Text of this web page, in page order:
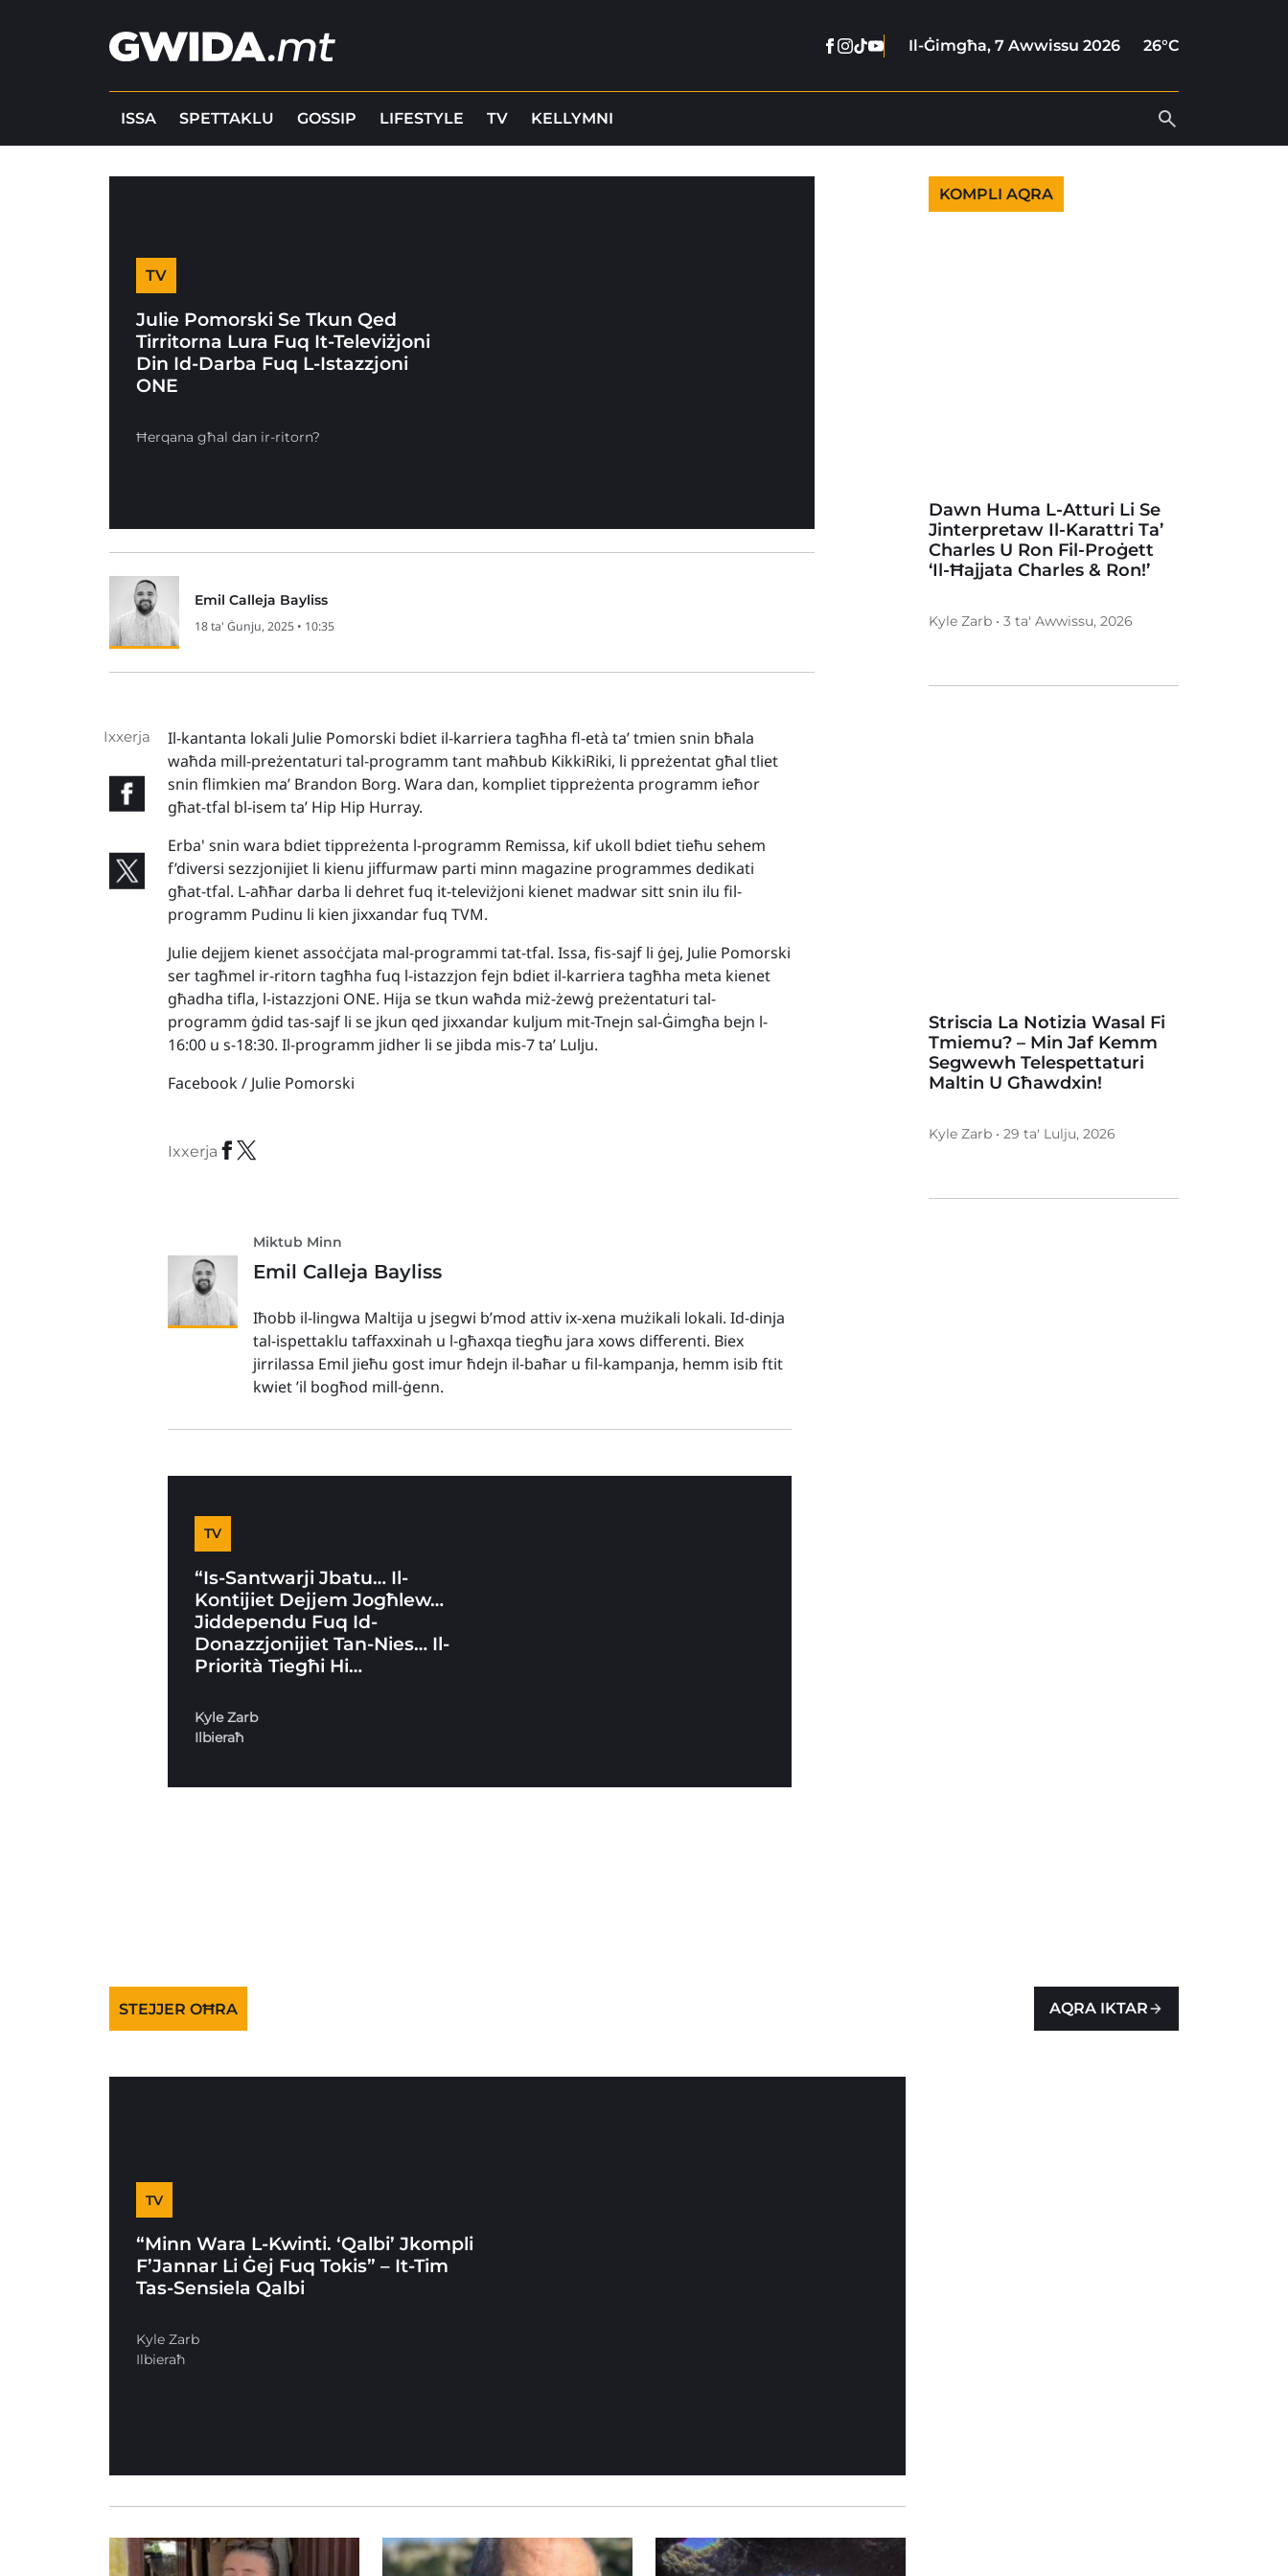
Facebook
Instagram
Tiktok
YoutubeIl-Ġimgħa, 7 Awwissu 2026 26°C
ISSA SPETTAKLU GOSSIP LIFESTYLE TV KELLYMNI
TV
Julie Pomorski Se Tkun Qed
Tirritorna Lura Fuq It-Televiżjoni
Din Id-Darba Fuq L-Istazzjoni
ONE
Ħerqana għal dan ir-ritorn?
Emil Calleja Bayliss
18 ta' Ġunju, 2025 • 10:35
Ixxerja
Il-kantanta lokali Julie Pomorski bdiet il-karriera tagħha fl-età ta’ tmien snin bħala
waħda mill-preżentaturi tal-programm tant maħbub KikkiRiki, li ppreżentat għal tliet
snin flimkien ma’ Brandon Borg. Wara dan, kompliet tippreżenta programm ieħor
għat-tfal bl-isem ta’ Hip Hip Hurray.
Erba' snin wara bdiet tippreżenta l-programm Remissa, kif ukoll bdiet tieħu sehem
f’diversi sezzjonijiet li kienu jiffurmaw parti minn magazine programmes dedikati
għat-tfal. L-aħħar darba li dehret fuq it-televiżjoni kienet madwar sitt snin ilu fil-
programm Pudinu li kien jixxandar fuq TVM.
Julie dejjem kienet assoċċjata mal-programmi tat-tfal. Issa, fis-sajf li ġej, Julie Pomorski
ser tagħmel ir-ritorn tagħha fuq l-istazzjon fejn bdiet il-karriera tagħha meta kienet
għadha tifla, l-istazzjoni ONE. Hija se tkun waħda miż-żewġ preżentaturi tal-
programm ġdid tas-sajf li se jkun qed jixxandar kuljum mit-Tnejn sal-Ġimgħa bejn l-
16:00 u s-18:30. Il-programm jidher li se jibda mis-7 ta’ Lulju.
Facebook / Julie Pomorski
Ixxerja
Miktub Minn
Emil Calleja Bayliss
Iħobb il-lingwa Maltija u jsegwi b’mod attiv ix-xena mużikali lokali. Id-dinja
tal-ispettaklu taffaxxinah u l-għaxqa tiegħu jara xows differenti. Biex
jirrilassa Emil jieħu gost imur ħdejn il-baħar u fil-kampanja, hemm isib ftit
kwiet ’il bogħod mill-ġenn.
TV
“Is-Santwarji Jbatu… Il-
Kontijiet Dejjem Jogħlew…
Jiddependu Fuq Id-
Donazzjonijiet Tan-Nies… Il-
Priorità Tiegħi Hi…
Kyle Zarb
Ilbieraħ
KOMPLI AQRA
Dawn Huma L-Atturi Li Se
Jinterpretaw Il-Karattri Ta’
Charles U Ron Fil-Proġett
‘Il-Ħajjata Charles & Ron!’
Kyle Zarb • 3 ta' Awwissu, 2026
Striscia La Notizia Wasal Fi
Tmiemu? – Min Jaf Kemm
Segwewh Telespettaturi
Maltin U Għawdxin!
Kyle Zarb • 29 ta' Lulju, 2026
STEJJER OĦRA AQRA IKTAR
TV
“Minn Wara L-Kwinti. ‘Qalbi’ Jkompli
F’Jannar Li Ġej Fuq Tokis” – It-Tim
Tas-Sensiela Qalbi
Kyle Zarb
Ilbieraħ